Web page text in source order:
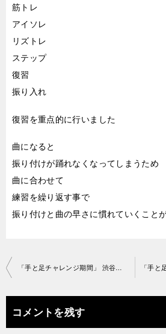
筋トレ
アイソレ
リズトレ
ステップ
復習
振り入れ
復習を重点的に行いました
曲になると
振り付けが踊れなくなってしまうため
曲に合わせて
練習を繰り返す事で
振り付けと曲の早さに慣れていくこと
投
ナ
ビ
コメントを残す